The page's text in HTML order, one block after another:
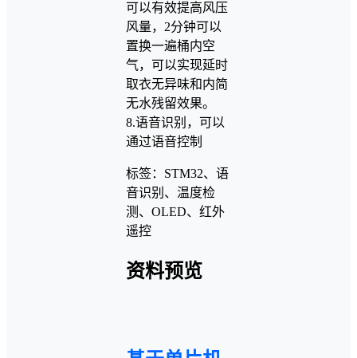
可以有效提高风压
风量，2分钟可以
置换一遍桶内空
气，可以实现延时
取衣无异味和内简
无水残留效果。
8.语音识别，可以
通过语音控制
标签：STM32、语
音识别、温度检
测、OLED、红外
遥控
资料预览